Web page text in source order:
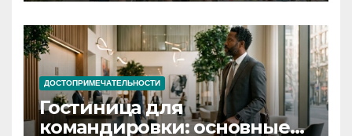
ДОСТОПРИМЕЧАТЕЛЬНОСТИ
Гостиница для
командировки: основные